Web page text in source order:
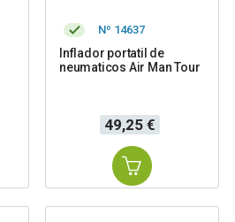
Nº 14637
Inflador portatil de
neumaticos Air Man Tour
Precio
49,25 €